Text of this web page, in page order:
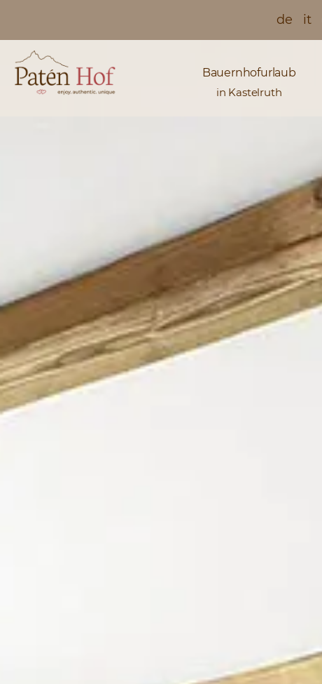
de it
Bauernhofurlaub
in Kastelruth